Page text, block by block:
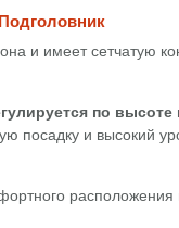
Подголовник
и имеет сетчатую
по высоте
посадку и высокий
расположения